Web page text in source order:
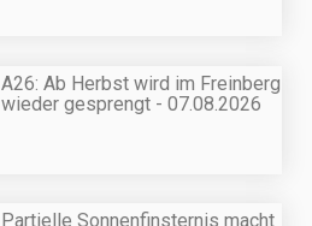
A26: Ab Herbst wird im Freinberg
wieder gesprengt - 07.08.2026
Partielle Sonnenfinsternis macht